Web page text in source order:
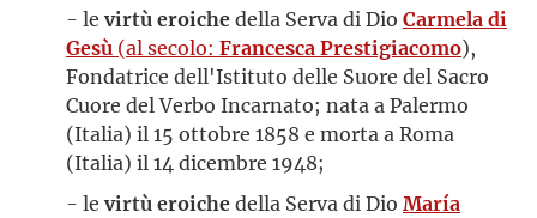
- le virtù eroichedella Serva di Dio Carmela di
Gesù (al secolo: Francesca Prestigiacomo),
Fondatrice dell'Istituto delle Suore del Sacro
Cuore del Verbo Incarnato; nata a Palermo
(Italia) il 15 ottobre 1858 e morta a Roma
(Italia) il 14 dicembre 1948;
- le virtù eroichedella Serva di Dio María